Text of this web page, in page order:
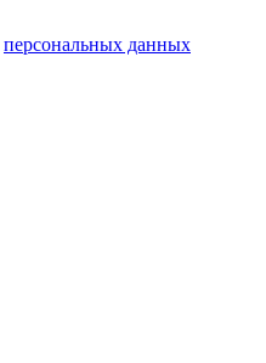
персональных данных